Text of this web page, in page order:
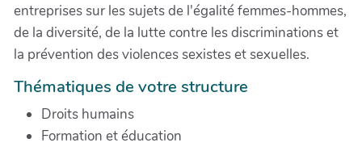
entreprises sur les sujets de l'égalité femmes-hommes,
de la diversité, de la lutte contre les discriminations et
la prévention des violences sexistes et sexuelles.
Thématiques de votre structure
Droits humains
Formation et éducation